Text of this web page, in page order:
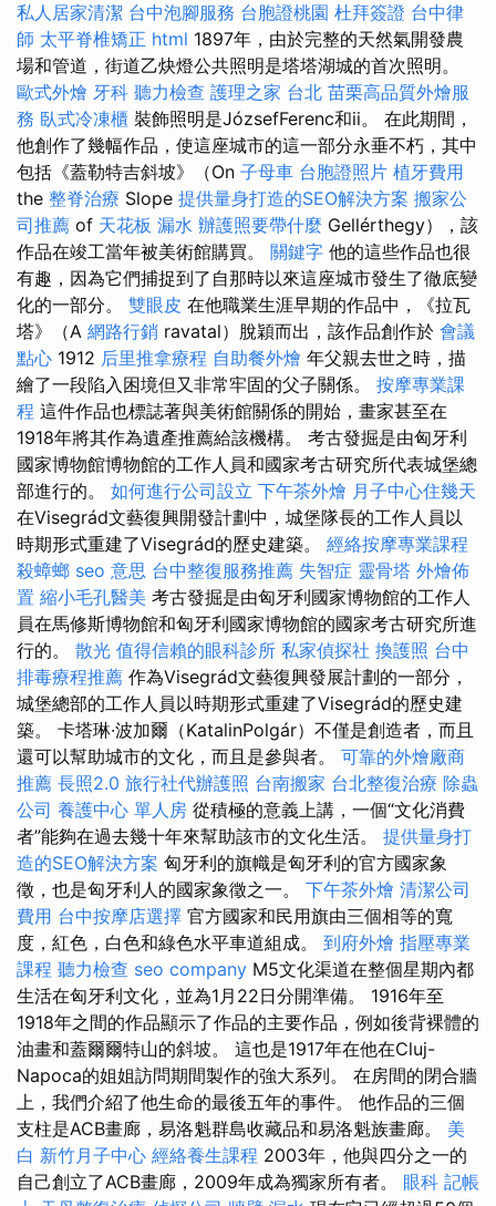
私人居家清潔 台中泡腳服務 台胞證桃園 杜拜簽證 台中律
師 太平脊椎矯正 html 1897年，由於完整的天然氣開發農
場和管道，街道乙炔燈公共照明是塔塔湖城的首次照明。
歐式外燴 牙科 聽力檢查 護理之家 台北 苗栗高品質外燴服
務 臥式冷凍櫃 裝飾照明是JózsefFerenc和ii。 在此期間，
他創作了幾幅作品，使這座城市的這一部分永垂不朽，其中
包括《蓋勒特吉斜坡》（On 子母車 台胞證照片 植牙費用
the 整脊治療 Slope 提供量身打造的SEO解決方案 搬家公
司推薦 of 天花板 漏水 辦護照要帶什麼 Gellérthegy），該
作品在竣工當年被美術館購買。 關鍵字 他的這些作品也很
有趣，因為它們捕捉到了自那時以來這座城市發生了徹底變
化的一部分。 雙眼皮 在他職業生涯早期的作品中，《拉瓦
塔》（A 網路行銷 ravatal）脫穎而出，該作品創作於 會議
點心 1912 后里推拿療程 自助餐外燴 年父親去世之時，描
繪了一段陷入困境但又非常牢固的父子關係。 按摩專業課
程 這件作品也標誌著與美術館關係的開始，畫家甚至在
1918年將其作為遺產推薦給該機構。 考古發掘是由匈牙利
國家博物館博物館的工作人員和國家考古研究所代表城堡總
部進行的。 如何進行公司設立 下午茶外燴 月子中心住幾天
在Visegrád文藝復興開發計劃中，城堡隊長的工作人員以
時期形式重建了Visegrád的歷史建築。 經絡按摩專業課程
殺蟑螂 seo 意思 台中整復服務推薦 失智症 靈骨塔 外燴佈
置 縮小毛孔醫美 考古發掘是由匈牙利國家博物館的工作人
員在馬修斯博物館和匈牙利國家博物館的國家考古研究所進
行的。 散光 值得信賴的眼科診所 私家偵探社 換護照 台中
排毒療程推薦 作為Visegrád文藝復興發展計劃的一部分，
城堡總部的工作人員以時期形式重建了Visegrád的歷史建
築。 卡塔琳·波加爾（KatalinPolgár）不僅是創造者，而且
還可以幫助城市的文化，而且是參與者。 可靠的外燴廠商
推薦 長照2.0 旅行社代辦護照 台南搬家 台北整復治療 除蟲
公司 養護中心 單人房 從積極的意義上講，一個“文化消費
者”能夠在過去幾十年來幫助該市的文化生活。 提供量身打
造的SEO解決方案 匈牙利的旗幟是匈牙利的官方國家象
徵，也是匈牙利人的國家象徵之一。 下午茶外燴 清潔公司
費用 台中按摩店選擇 官方國家和民用旗由三個相等的寬
度，紅色，白色和綠色水平車道組成。 到府外燴 指壓專業
課程 聽力檢查 seo company M5文化渠道在整個星期內都
生活在匈牙利文化，並為1月22日分開準備。 1916年至
1918年之間的作品顯示了作品的主要作品，例如後背裸體的
油畫和蓋爾爾特山的斜坡。 這也是1917年在他在Cluj-
Napoca的姐姐訪問期間製作的強大系列。 在房間的閉合牆
上，我們介紹了他生命的最後五年的事件。 他作品的三個
支柱是ACB畫廊，易洛魁群島收藏品和易洛魁族畫廊。 美
白 新竹月子中心 經絡養生課程 2003年，他與四分之一的
自己創立了ACB畫廊，2009年成為獨家所有者。 眼科 記帳